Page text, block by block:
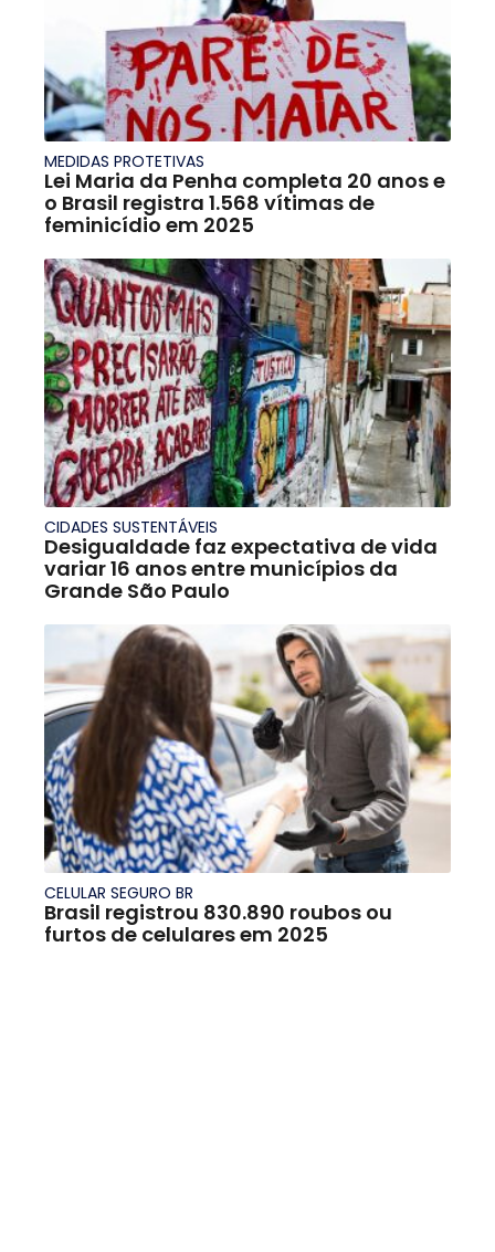
MEDIDAS PROTETIVAS
Lei Maria da Penha completa 20 anos e
o Brasil registra 1.568 vítimas de
feminicídio em 2025
CIDADES SUSTENTÁVEIS
Desigualdade faz expectativa de vida
variar 16 anos entre municípios da
Grande São Paulo
CELULAR SEGURO BR
Brasil registrou 830.890 roubos ou
furtos de celulares em 2025